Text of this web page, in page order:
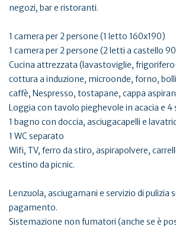
negozi, bar e ristoranti.
1 camera per 2 persone (1 letto 160x190)
1 camera per 2 persone (2 letti a castello
Cucina attrezzata (lavastoviglie,
cottura a induzione, microonde, forno,
caffè, Nespresso, tostapane, cappa
Loggia con tavolo pieghevole in acacia e 4
1 bagno con doccia, asciugacapelli e
1 WC separato
Wifi, TV, ferro da stiro, aspirapolvere,
cestino da picnic.
Lenzuola, asciugamani e servizio di pulizia
pagamento.
Sistemazione non fumatori (anche se è